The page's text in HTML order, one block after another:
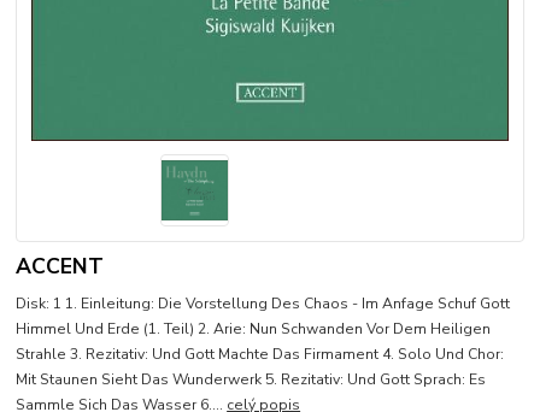
ACCENT
Disk: 1 1. Einleitung: Die Vorstellung Des Chaos - Im Anfage Schuf Gott
Himmel Und Erde (1. Teil) 2. Arie: Nun Schwanden Vor Dem Heiligen
Strahle 3. Rezitativ: Und Gott Machte Das Firmament 4. Solo Und Chor:
Mit Staunen Sieht Das Wunderwerk 5. Rezitativ: Und Gott Sprach: Es
Sammle Sich Das Wasser 6.... celý popis